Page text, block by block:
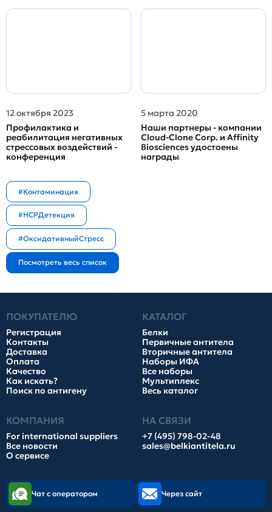
12 октября 2023
Профилактика и
реабилитация негативных
стрессовых воздействий -
конференция
5 марта 2020
Наши партнеры - компании
Cloud-Clone Corp. и Affinity
Biosciences удостоены
награды
#Контаминация
#HCPДетекция
#ОксидативныйСтресс
ПОКУПАТЕЛЮ
Регистрация
Контакты
Доставка
Оплата
Качество
Как искать?
Поиск по антигену
КАТАЛОГ
Белки
Первичные антитела
Вторичные антитела
Наборы ИФА
Все наборы
Мультиплекс
Весь каталог
КОМПАНИЯ
For international suppliers
Все новости
О сервисе
НА СВЯЗИ
+7 (495) 798-02-48
sales@belkiantitela.ru
Чат с оператором Через сайт